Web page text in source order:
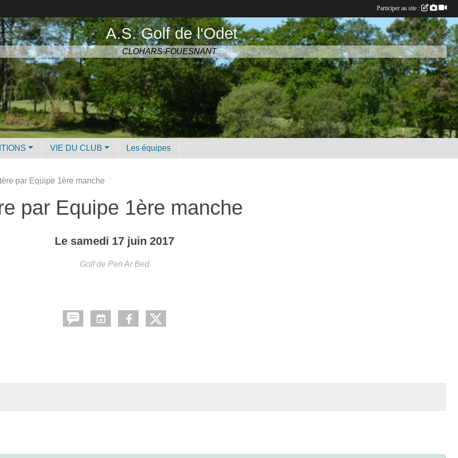
A.S. Golf de l'Odet
CLOHARS-FOUESNANT
VIE DU CLUB Les équipes
par Equipe 1ère manche
par Equipe 1ère manche
Le samedi 17 juin 2017
Golf de Pen Ar Bed
Participer au site :